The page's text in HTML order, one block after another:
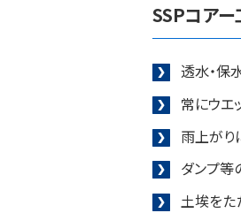
SSPコアー
透水・保
常にウエ
雨上がり
ダンプ等
土埃をた